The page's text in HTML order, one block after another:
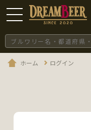
ホーム ログイン